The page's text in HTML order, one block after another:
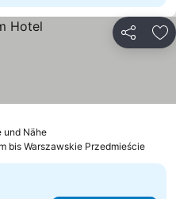
Teilen
und Nähe
bis Warszawskie Przedmieście